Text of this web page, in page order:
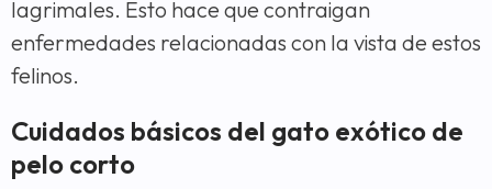
lagrimales. Esto hace que contraigan
enfermedades relacionadas con la vista de estos
felinos.
Cuidados básicos del gato exótico de
pelo corto